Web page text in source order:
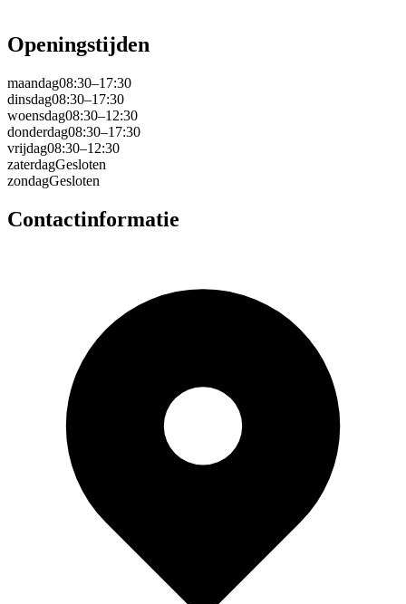
Openingstijden
maandag08:30–17:30
dinsdag08:30–17:30
woensdag08:30–12:30
donderdag08:30–17:30
vrijdag08:30–12:30
zaterdagGesloten
zondagGesloten
Contactinformatie